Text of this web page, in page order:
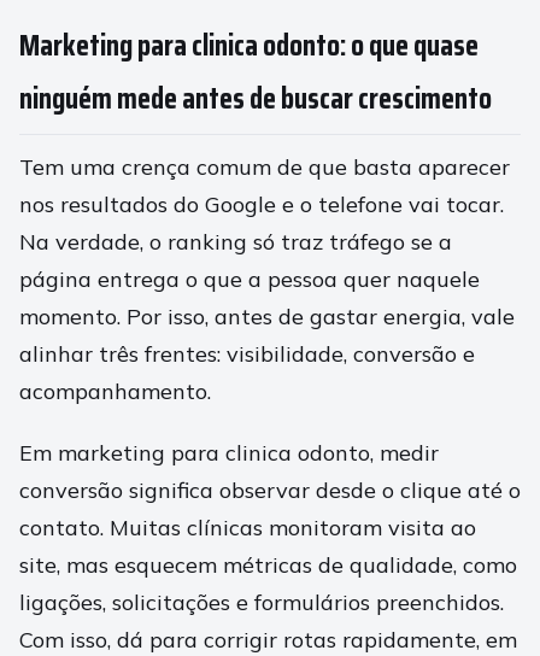
Marketing para clinica odonto: o que quase
ninguém mede antes de buscar crescimento
Tem uma crença comum de que basta aparecer
nos resultados do Google e o telefone vai tocar.
Na verdade, o ranking só traz tráfego se a
página entrega o que a pessoa quer naquele
momento. Por isso, antes de gastar energia, vale
alinhar três frentes: visibilidade, conversão e
acompanhamento.
Em marketing para clinica odonto, medir
conversão significa observar desde o clique até o
contato. Muitas clínicas monitoram visita ao
site, mas esquecem métricas de qualidade, como
ligações, solicitações e formulários preenchidos.
Com isso, dá para corrigir rotas rapidamente, em